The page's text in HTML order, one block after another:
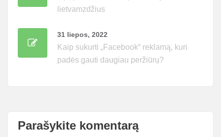
lietvamzdžius
31 liepos, 2022
Kaip sukurti „Facebook“ reklamą, kuri
padės gauti daugiau peržiūrų?
Parašykite komentarą